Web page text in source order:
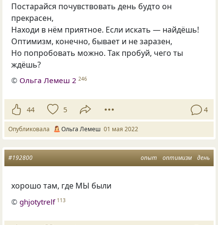
Постарайся почувствовать день будто он
прекрасен,
Находи в нём приятное. Если искать — найдёшь!
Оптимизм, конечно, бывает и не заразен,
Но попробовать можно. Так пробуй, чего ты
ждёшь?
© Ольга Лемеш 2 246
44 5 4
Опубликовала Ольга Лемеш 01 мая 2022
опыт оптимизм день
#192800
хорошо там, где МЫ были
©ghjotytrelf 113